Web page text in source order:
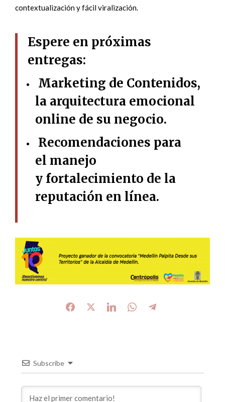
contextualización y fácil viralización.
Espere en próximas
entregas:
Marketing de Contenidos,
la arquitectura emocional
online de su negocio.
Recomendaciones para
el manejo
y fortalecimiento de la
reputación en línea.
Subscribe